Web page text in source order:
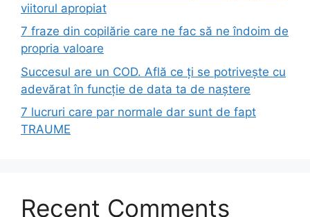
viitorul apropiat
7 fraze din copilărie care ne fac să ne îndoim de
propria valoare
Succesul are un COD. Află ce ți se potrivește cu
adevărat în funcție de data ta de naștere
7 lucruri care par normale dar sunt de fapt
TRAUME
Recent Comments